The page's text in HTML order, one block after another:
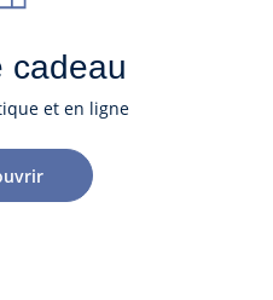
cadeau
et en ligne